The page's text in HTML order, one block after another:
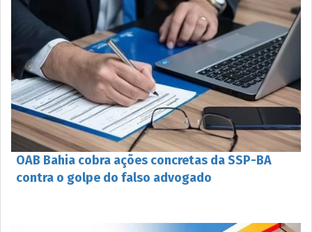
OAB Bahia cobra ações concretas da SSP-BA
contra o golpe do falso advogado